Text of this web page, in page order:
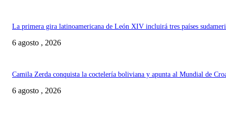
La primera gira latinoamericana de León XIV incluirá tres países
6 agosto , 2026
Camila Zerda conquista la coctelería boliviana y apunta al Mundial de
6 agosto , 2026